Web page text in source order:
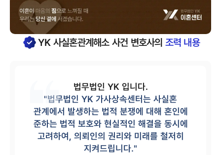
YK사실혼관계해소사건 변호사의 조력 내용
법무법인 YK 입니다.
"법무법인 YK 가사상속센터는 사실혼
관계에서 발생하는 법적 분쟁에 대해 혼인에
준하는 법적 보호와 현실적인 해결을 동시에
고려하여, 의뢰인의 권리와 미래를 철저히
지켜드립니다."